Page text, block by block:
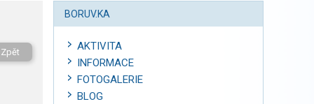
Zpět
BORUV.KA
AKTIVITA
INFORMACE
FOTOGALERIE
BLOG